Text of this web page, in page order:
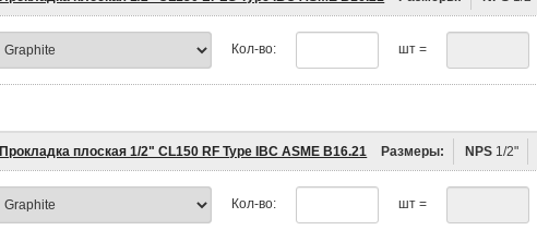
Кол-во: шт =
Прокладка плоская 1/2" CL150 RF Type IBC ASME B16.21 Размеры: NPS 1/2"
Кол-во: шт =